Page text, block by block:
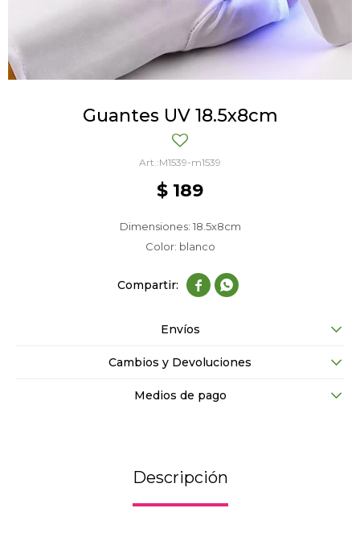
Guantes UV 18.5x8cm
M1539-m1539
$ 189
Dimensiones: 18.5x8cm
Color: blanco
 
Envíos
Cambios y Devoluciones
Medios de pago
Descripción